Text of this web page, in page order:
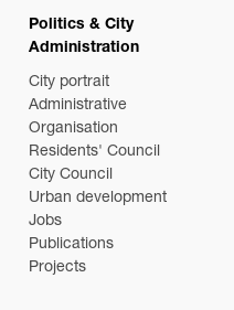
Politics & City
Administration
City portrait
Administrative
Organisation
Residents' Council
City Council
Urban development
Jobs
Publications
Projects